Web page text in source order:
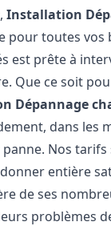
,Installation
pour toutes
est prête à
Que ce soit
Dépannage
dans les
panne. Nos
entière
de ses
problèmes